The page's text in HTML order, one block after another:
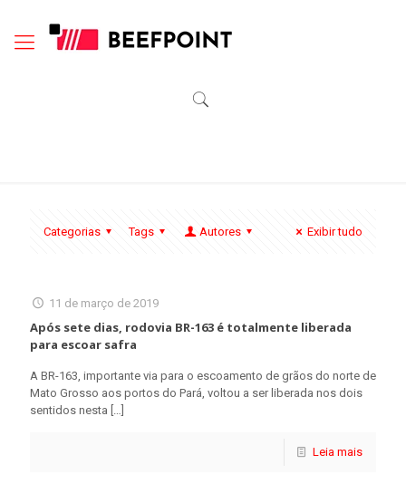
Categorias Tags Autores Exibir tudo
11 de março de 2019
Após sete dias, rodovia BR-163 é totalmente liberada
para escoar safra
A BR-163, importante via para o escoamento de grãos do norte de
Mato Grosso aos portos do Pará, voltou a ser liberada nos dois
sentidos nesta […]
Leia mais